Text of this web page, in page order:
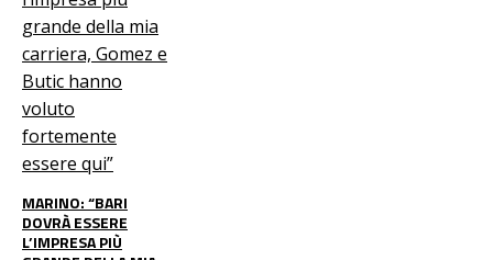
MARINO: “BARI
DOVRÀ ESSERE
L’IMPRESA PIÙ